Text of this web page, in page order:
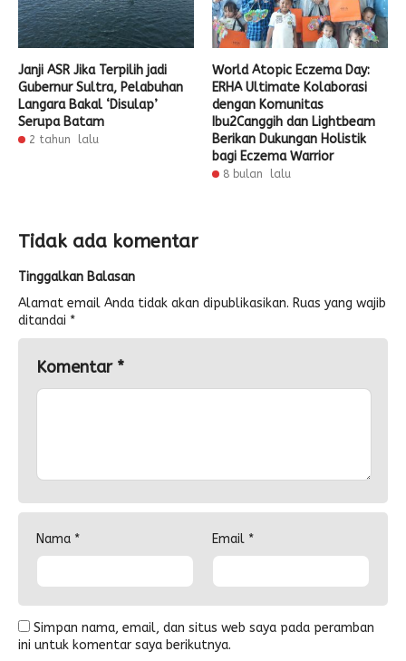
Janji ASR Jika Terpilih jadi
Gubernur Sultra, Pelabuhan
Langara Bakal ‘Disulap’
Serupa Batam
2 tahun lalu
World Atopic Eczema Day:
ERHA Ultimate Kolaborasi
dengan Komunitas
Ibu2Canggih dan Lightbeam
Berikan Dukungan Holistik
bagi Eczema Warrior
8 bulan lalu
Tidak ada komentar
Tinggalkan Balasan
Alamat email Anda tidak akan dipublikasikan. Ruas yang wajib
ditandai *
Komentar *
Nama * Email *
Simpan nama, email, dan situs web saya pada peramban
ini untuk komentar saya berikutnya.